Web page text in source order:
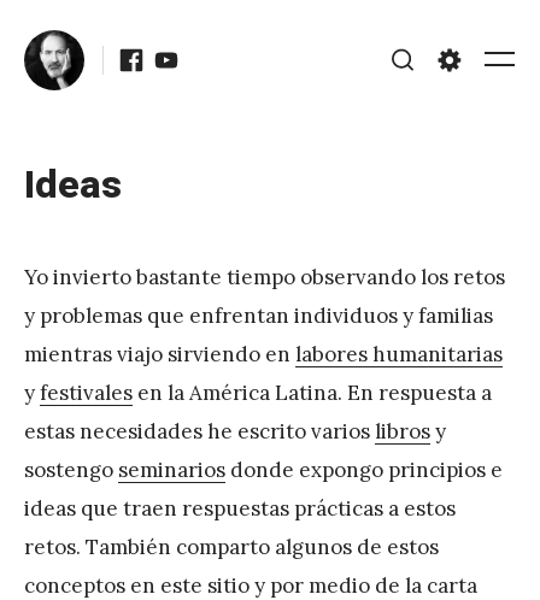
content
Facebook
Youtube
Ideas
Posted
on
Updated
March
2016
y
J
A
P
z
Yo invierto bastante tiempo observando los retos
y problemas que enfrentan individuos y familias
mientras viajo sirviendo en labores humanitarias
yfestivales en la América Latina. En respuesta a
estas necesidades he escrito varioslibrosy
sostengo seminarios donde expongo principios e
ideas que traen respuestas prácticas a estos
retos. También comparto algunos de estos
conceptos en este sitio y por medio de la carta